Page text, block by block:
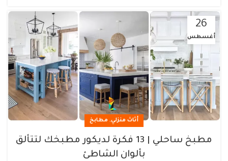
26
أغسطس
أثاث منزلي, مطابخ
مطبخ ساحلي | 13 فكرة لديكور مطبخك لتتألق
بألوان الشاطئ